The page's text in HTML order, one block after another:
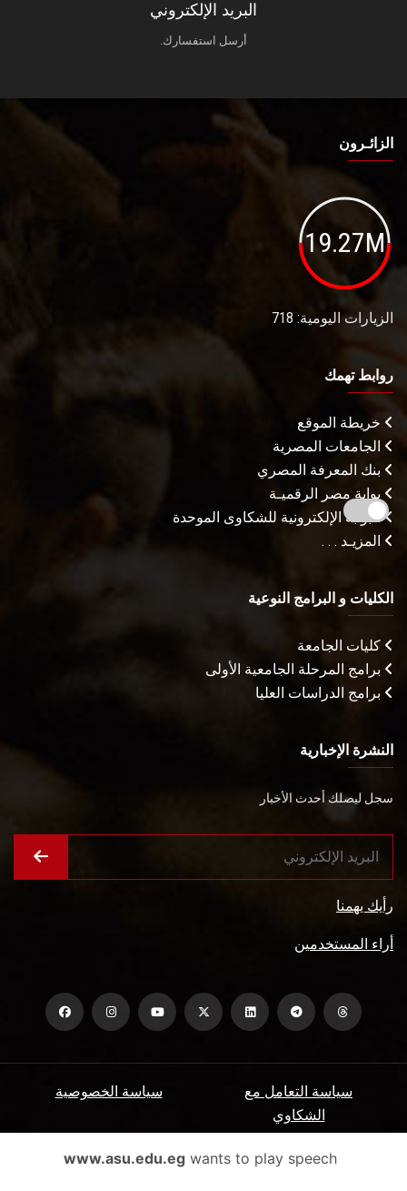
البريد الإلكتروني
أرسل استفسارك.
الزائـرون
19.27M
الزيارات اليومية: 718
روابط تهمك
خريطة الموقع
الجامعات المصرية
بنك المعرفة المصري
بوابة مصر الرقميـة
البوابة الإلكترونية للشكاوى الموحدة
المزيـد . . .
الكليات و البرامج النوعية
كليات الجامعة
برامج المرحلة الجامعية الأولى
برامج الدراسات العليا
النشرة الإخبارية
سجل ليصلك أحدث الأخبار
رأيك يهمنا
أراء المستخدمين
سياسة الخصوصية
سياسة التعامل مع
الشكاوي
الأسئلة الشائعة ميثاق المتعاملين www.asu.edu.egwants to play speech